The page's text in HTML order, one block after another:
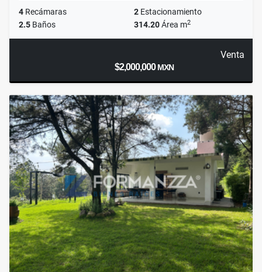
4 Recámaras 2 Estacionamiento
2.5 Baños 314.20Área m2
Venta
$2,000,000MXN